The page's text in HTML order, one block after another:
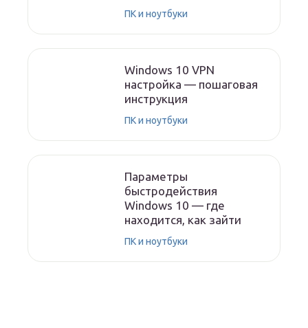
ПК и ноутбуки
Windows 10 VPN
настройка — пошаговая
инструкция
ПК и ноутбуки
Параметры
быстродействия
Windows 10 — где
находится, как зайти
ПК и ноутбуки